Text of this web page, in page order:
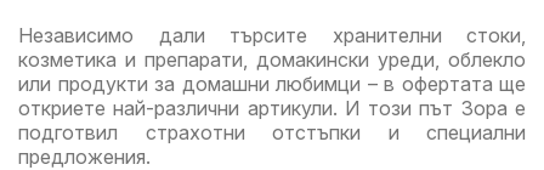
Независимо дали търсите хранителни стоки,
козметика и препарати, домакински уреди, облекло
или продукти за домашни любимци – в офертата ще
откриете най-различни артикули. И този път Зора е
подготвил страхотни отстъпки и специални
предложения.